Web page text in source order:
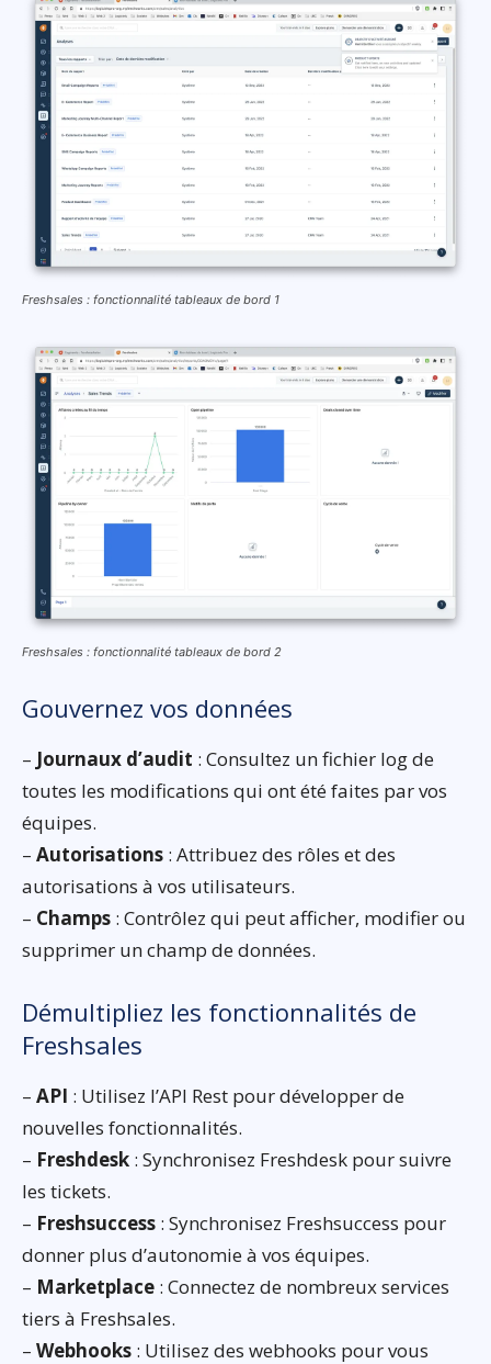
Freshsales : fonctionnalité tableaux de bord 1
Freshsales : fonctionnalité tableaux de bord 2
Gouvernez vos données
– Journaux d’audit : Consultez un fichier log de
toutes les modifications qui ont été faites par vos
équipes.
– Autorisations : Attribuez des rôles et des
autorisations à vos utilisateurs.
– Champs : Contrôlez qui peut afficher, modifier ou
supprimer un champ de données.
Démultipliez les fonctionnalités de
Freshsales
– API : Utilisez l’API Rest pour développer de
nouvelles fonctionnalités.
– Freshdesk : Synchronisez Freshdesk pour suivre
les tickets.
– Freshsuccess : Synchronisez Freshsuccess pour
donner plus d’autonomie à vos équipes.
– Marketplace : Connectez de nombreux services
tiers à Freshsales.
– Webhooks : Utilisez des webhooks pour vous